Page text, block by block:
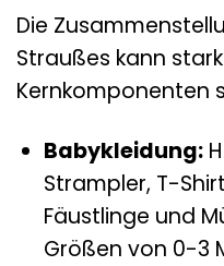
Die
Straußes kann
Kernkomponenten
Babykleidung:
Strampler, T-
Fäustlinge und
Größen von 0-3